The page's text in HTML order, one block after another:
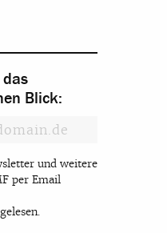
Blick:
und weitere
per Email
gelesen.